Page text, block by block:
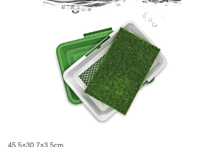
45.5×30.7×3.5cm